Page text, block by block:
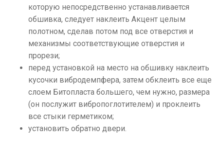
которую непосредственно устанавливается
обшивка, следует наклеить Акцент целым
полотном, сделав потом под все отверстия и
механизмы соответствующие отверстия и
прорези;
перед установкой на место на обшивку наклеить
кусочки вибродемпфера, затем обклеить все еще
слоем Битопласта большего, чем нужно, размера
(он послужит вибропоглотителем) и проклеить
все стыки герметиком;
установить обратно двери.